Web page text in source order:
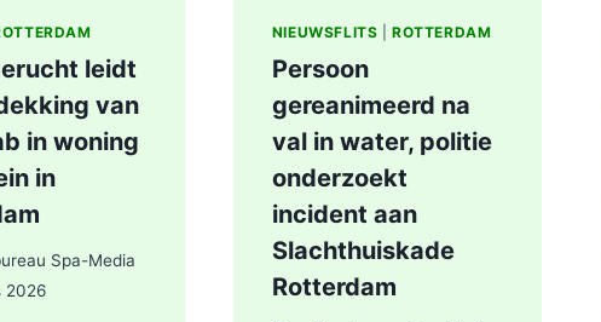
leidt
van
in woning
in
Spa-Media
2026
NIEUWSFLITS |ROTTERDAM
Persoon
gereanimeerd na
val in water, politie
onderzoekt
incident aan
Slachthuiskade
Rotterdam